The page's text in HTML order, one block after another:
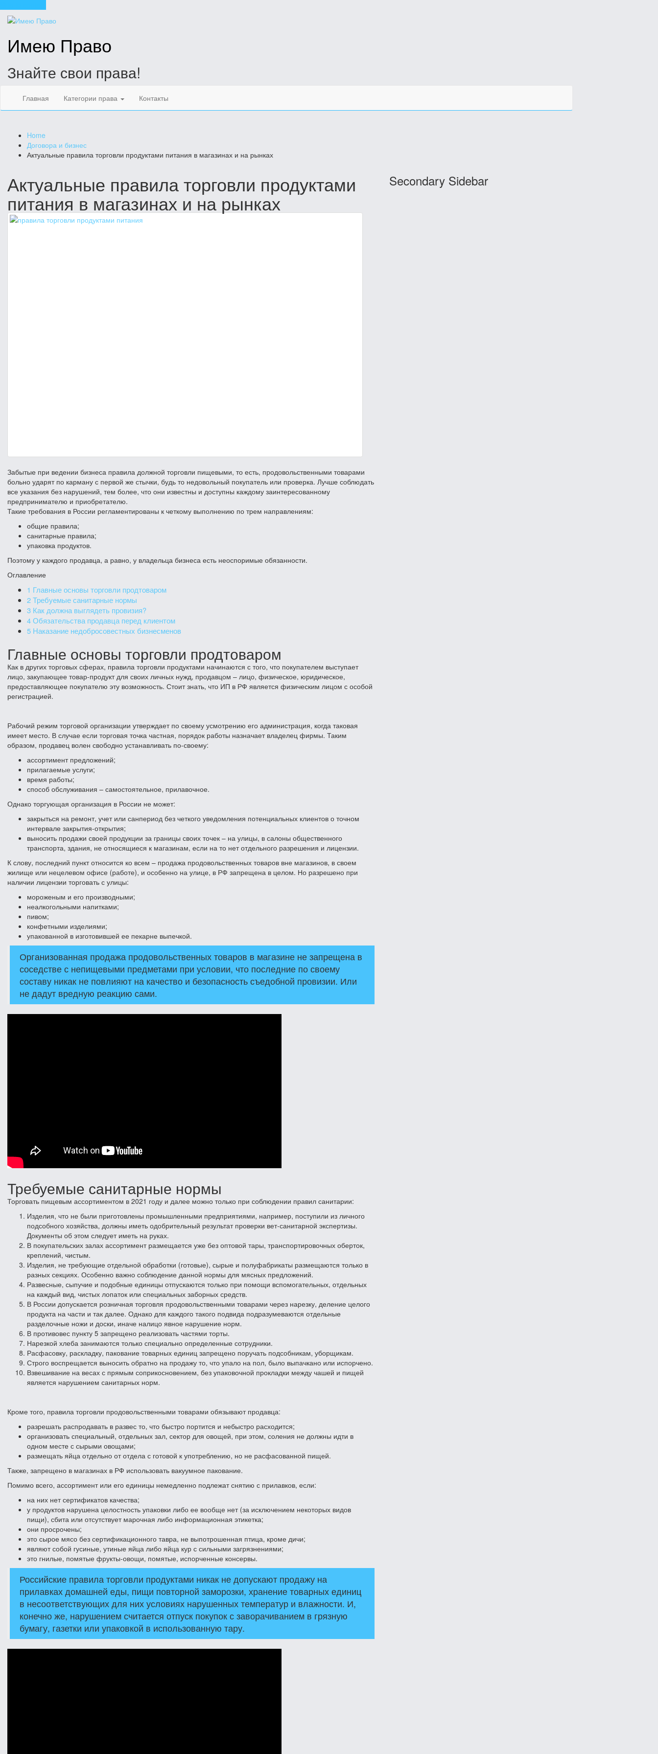
Имею Право
Знайте свои права!
Главная Категории права Контакты
Home
Договора и бизнес
Актуальные правила торговли продуктами питания в магазинах и на рынках
Актуальные правила торговли продуктами
питания в магазинах и на рынках
Забытые при ведении бизнеса правила должной торговли пищевыми, то есть, продовольственными товарами
больно ударят по карману с первой же стычки, будь то недовольный покупатель или проверка. Лучше соблюдать
все указания без нарушений, тем более, что они известны и доступны каждому заинтересованному
предпринимателю и приобретателю.
Такие требования в России регламентированы к четкому выполнению по трем направлениям:
общие правила;
санитарные правила;
упаковка продуктов.
Поэтому у каждого продавца, а равно, у владельца бизнеса есть неоспоримые обязанности.
Оглавление
1 Главные основы торговли продтоваром
2Требуемые санитарные нормы
3 Как должна выглядеть провизия?
4Обязательства продавца перед клиентом
5 Наказание недобросовестных бизнесменов
Главные основы торговли продтоваром
Как в других торговых сферах, правила торговли продуктами начинаются с того, что покупателем выступает
лицо, закупающее товар-продукт для своих личных нужд, продавцом – лицо, физическое, юридическое,
предоставляющее покупателю эту возможность. Стоит знать, что ИП в РФ является физическим лицом с особой
регистрацией.
Рабочий режим торговой организации утверждает по своему усмотрению его администрация, когда таковая
имеет место. В случае если торговая точка частная, порядок работы назначает владелец фирмы. Таким
образом, продавец волен свободно устанавливать по-своему:
ассортимент предложений;
прилагаемые услуги;
время работы;
способ обслуживания – самостоятельное, прилавочное.
Однако торгующая организация в России не может:
закрыться на ремонт, учет или санпериод без четкого уведомления потенциальных клиентов о точном
интервале закрытия-открытия;
выносить продажи своей продукции за границы своих точек – на улицы, в салоны общественного
транспорта, здания, не относящиеся к магазинам, если на то нет отдельного разрешения и лицензии.
К слову, последний пункт относится ко всем – продажа продовольственных товаров вне магазинов, в своем
жилище или нецелевом офисе (работе), и особенно на улице, в РФ запрещена в целом. Но разрешено при
наличии лицензии торговать с улицы:
мороженым и его производными;
неалкогольными напитками;
пивом;
конфетными изделиями;
упакованной в изготовившей ее пекарне выпечкой.
Организованная продажа продовольственных товаров в магазине не запрещена в
соседстве с непищевыми предметами при условии, что последние по своему
составу никак не повлияют на качество и безопасность съедобной провизии. Или
не дадут вредную реакцию сами.
Требуемые санитарные нормы
Торговать пищевым ассортиментом в 2021 году и далее можно только при соблюдении правил санитарии:
Изделия, что не были приготовлены промышленными предприятиями, например, поступили из личного
подсобного хозяйства, должны иметь одобрительный результат проверки вет-санитарной экспертизы.
Документы об этом следует иметь на руках.
В покупательских залах ассортимент размещается уже без оптовой тары, транспортировочных оберток,
креплений, чистым.
Изделия, не требующие отдельной обработки (готовые), сырые и полуфабрикаты размещаются только в
разных секциях. Особенно важно соблюдение данной нормы для мясных предложений.
Развесные, сыпучие и подобные единицы отпускаются только при помощи вспомогательных, отдельных
на каждый вид, чистых лопаток или специальных заборных средств.
В России допускается розничная торговля продовольственными товарами через нарезку, деление целого
продукта на части и так далее. Однако для каждого такого подвида подразумеваются отдельные
разделочные ножи и доски, иначе налицо явное нарушение норм.
В противовес пункту 5 запрещено реализовать частями торты.
Нарезкой хлеба занимаются только специально определенные сотрудники.
Расфасовку, раскладку, пакование товарных единиц запрещено поручать подсобникам, уборщикам.
Строго воспрещается выносить обратно на продажу то, что упало на пол, было выпачкано или испорчено.
Взвешивание на весах с прямым соприкосновением, без упаковочной прокладки между чашей и пищей
является нарушением санитарных норм.
Кроме того, правила торговли продовольственными товарами обязывают продавца:
разрешать распродавать в развес то, что быстро портится и небыстро расходится;
организовать специальный, отдельных зал, сектор для овощей, при этом, соления не должны идти в
одном месте с сырыми овощами;
размещать яйца отдельно от отдела с готовой к употреблению, но не расфасованной пищей.
Также, запрещено в магазинах в РФ использовать вакуумное пакование.
Помимо всего, ассортимент или его единицы немедленно подлежат снятию с прилавков, если:
на них нет сертификатов качества;
у продуктов нарушена целостность упаковки либо ее вообще нет (за исключением некоторых видов
пищи), сбита или отсутствует марочная либо информационная этикетка;
они просрочены;
это сырое мясо без сертификационного тавра, не выпотрошенная птица, кроме дичи;
являют собой гусиные, утиные яйца либо яйца кур с сильными загрязнениями;
это гнилые, помятые фрукты-овощи, помятые, испорченные консервы.
Российские правила торговли продуктами никак не допускают продажу на
прилавках домашней еды, пищи повторной заморозки, хранение товарных единиц
в несоответствующих для них условиях нарушенных температур и влажности. И,
конечно же, нарушением считается отпуск покупок с заворачиванием в грязную
бумагу, газетки или упаковкой в использованную тару.
Secondary Sidebar